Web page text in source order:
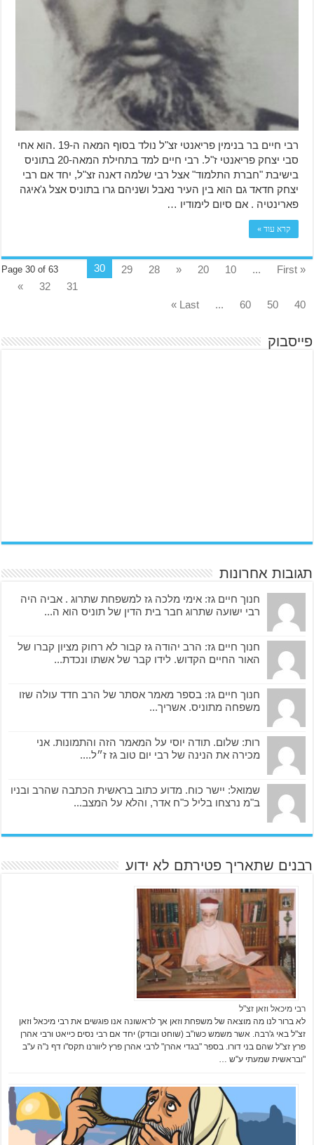
רבי חיים בר בנימין פריאנטי זצ"ל נולד בסוף המאה ה-19 .הוא אחי
סבי יצחק פריאנטי ז"ל. רבי חיים למד בתחילת המאה-20 בתוניס
בישיבת "חברת התלמוד" אצל רבי שלמה דאנה זצ"ל, יחד אם רבי
יצחק חדאד גם הוא בין העיר נאבל ושניהם גרו בתוניס אצל ג'איגה
פארינטיה . אם סיום לימודיו …
קרא עוד »
Page 30 of 63 « First
...
10
20
«
28
29
30
31
32
»
40
50
60
...
Last »
פייסבוק
תגובות אחרונות
חנוך חיים גז: אימי מלכה גז למשפחת שתרוג . אביה היה
רבי ישועה שתרוג חבר בית הדין של תוניס הוא ה...
חנוך חיים גז: הרב יהודה גז קבור לא רחוק מציון קברו של
האור החיים הקדוש. לידו קבר של אשתו ונכדת...
חנוך חיים גז: בספר מאמר אסתר של הרב חדד עולה שזו
משפחה מתוניס. אשריך...
רות: שלום. תודה יוסי על המאמר הזה והתמונות. אני
מכירה את הנינה של רבי יום טוב גז ז״ל....
שמואל: יישר כוח. מדוע כתוב בראשית הכתבה שהרב ובניו
ב"מ נרצחו בליל כ"ח אדר, והלא על המצב...
רבנים שתאריך פטירתם לא ידוע
רבי מיכאל וזאן זצ"ל
לא ברור לנו מה מוצאה של משפחת וזאן אך לראשונה אנו פוגשים את רבי מיכאל וזאן
זצ"ל באי ג'רבה. אשר משמש כשו"ב (שוחט ובודק) יחד אם רבי נסים כייאט ורבי אהרן
פרץ זצ"ל שהם בני דורו. בספר "בגדי אהרן" לרבי אהרן פרץ ליוורנו תקס"ו דף נ"ה ע"ב
"ובראשית שמעתי ע"ש …